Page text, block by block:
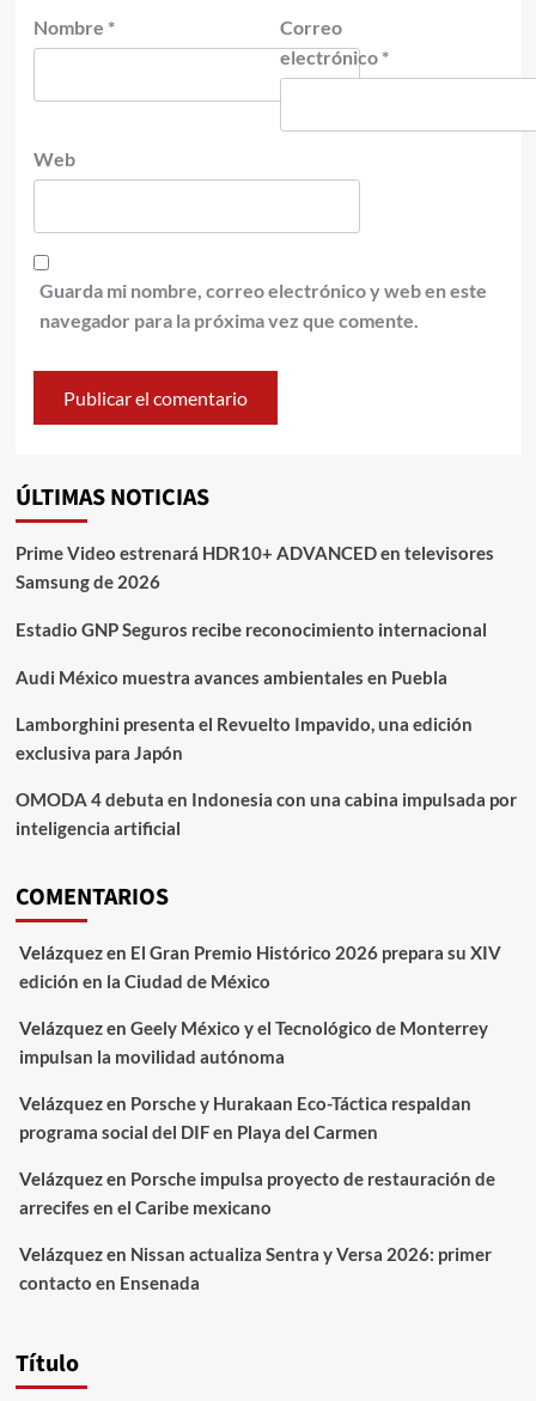
Nombre *
Correo
electrónico *
Web
Guarda mi nombre, correo electrónico y web en este
navegador para la próxima vez que comente.
ÚLTIMAS NOTICIAS
Prime Video estrenará HDR10+ ADVANCED en televisores
Samsung de 2026
Estadio GNP Seguros recibe reconocimiento internacional
Audi México muestra avances ambientales en Puebla
Lamborghini presenta el Revuelto Impavido, una edición
exclusiva para Japón
OMODA 4 debuta en Indonesia con una cabina impulsada por
inteligencia artificial
COMENTARIOS
Velázquezen El Gran Premio Histórico 2026 prepara su XIV
edición en la Ciudad de México
Velázquezen Geely México y el Tecnológico de Monterrey
impulsan la movilidad autónoma
Velázquezen Porsche y Hurakaan Eco-Táctica respaldan
programa social del DIF en Playa del Carmen
Velázquezen Porsche impulsa proyecto de restauración de
arrecifes en el Caribe mexicano
Velázquezen Nissan actualiza Sentra y Versa 2026: primer
contacto en Ensenada
Título